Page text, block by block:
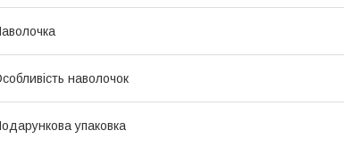
наволочок
упаковка